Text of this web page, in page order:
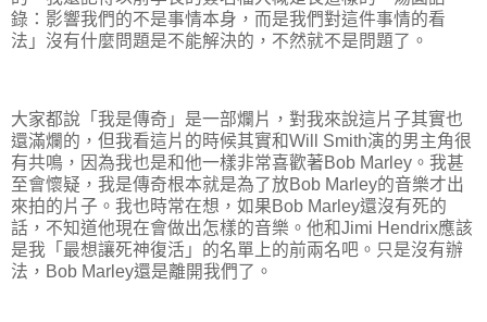
錄：影響我們的不是事情本身，而是我們對這件事情的看
法」沒有什麼問題是不能解決的，不然就不是問題了。
大家都說「我是傳奇」是一部爛片，對我來說這片子其實也
還滿爛的，但我看這片的時候其實和Will Smith演的男主角很
有共鳴，因為我也是和他一樣非常喜歡著Bob Marley。我甚
至會懷疑，我是傳奇根本就是為了放Bob Marley的音樂才出
來拍的片子。我也時常在想，如果Bob Marley還沒有死的
話，不知道他現在會做出怎樣的音樂。他和Jimi Hendrix應該
是我「最想讓死神復活」的名單上的前兩名吧。只是沒有辦
法，Bob Marley還是離開我們了。